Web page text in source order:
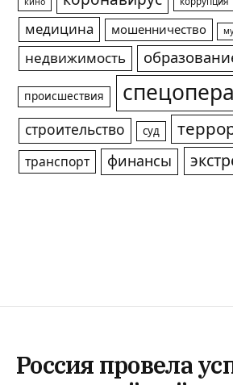
кино коррупция
медицина
мошенничество
недвижимость
происшествия
строительство суд
транспорт финансы
Россия провела